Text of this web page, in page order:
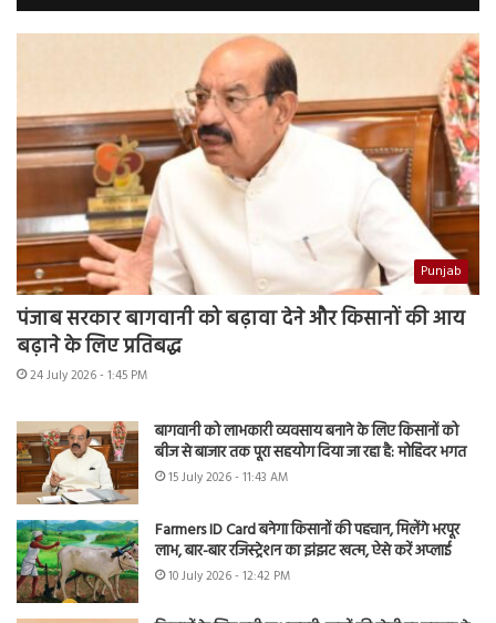
Punjab
पंजाब सरकार बागवानी को बढ़ावा देने और किसानों की आय
बढ़ाने के लिए प्रतिबद्ध
24 July 2026 - 1:45 PM
बागवानी को लाभकारी व्यवसाय बनाने के लिए किसानों को
बीज से बाजार तक पूरा सहयोग दिया जा रहा है: मोहिंदर भगत
15 July 2026 - 11:43 AM
Farmers ID Card बनेगा किसानों की पहचान, मिलेंगे भरपूर
लाभ, बार-बार रजिस्ट्रेशन का झंझट खत्म, ऐसे करें अप्लाई
10 July 2026 - 12:42 PM